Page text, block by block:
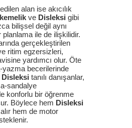
alan ise akıcılık
ve Disleksi gibi
bilişsel değil aynı
ile de ilişkilidir.
gerçekleştirilen
ritim egzersizleri,
yardımcı olur. Öte
becerilerinde
Disleksi tanılı danışanlar,
sandalye
konforlu bir öğrenme
Böylece hem Disleksi
hem de motor